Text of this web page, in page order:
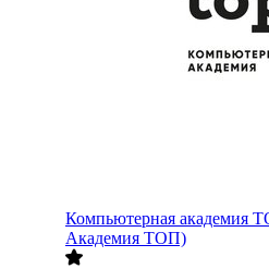
Компьютерная академия
Академия ТОП)